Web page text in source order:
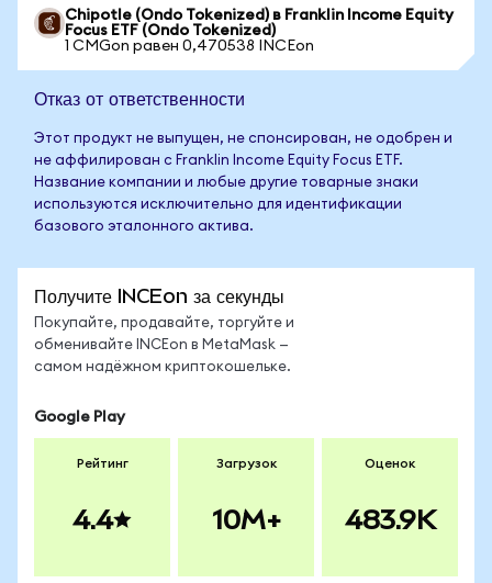
Chipotle (Ondo Tokenized) в Franklin Income Equity
Focus ETF (Ondo Tokenized)
1 CMGon равен 0,470538 INCEon
Отказ от ответственности
Этот продукт не выпущен, не спонсирован, не одобрен и
не аффилирован с Franklin Income Equity Focus ETF.
Название компании и любые другие товарные знаки
используются исключительно для идентификации
базового эталонного актива.
Получите INCEon за секунды
Покупайте, продавайте, торгуйте и
обменивайте INCEon в MetaMask —
самом надёжном криптокошельке.
Google Play
Рейтинг
4.4
Загрузок
10M+
Оценок
483.9K